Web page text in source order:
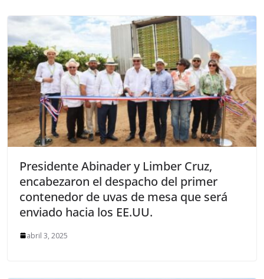
Presidente Abinader y Limber Cruz,
encabezaron el despacho del primer
contenedor de uvas de mesa que será
enviado hacia los EE.UU.
abril 3, 2025